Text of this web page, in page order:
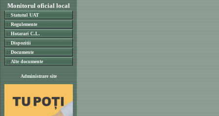
Monitorul oficial local
Statutul UAT
Regulemente
Hotarari C.L.
Dispozitii
Documente
Alte documente
Administrare site